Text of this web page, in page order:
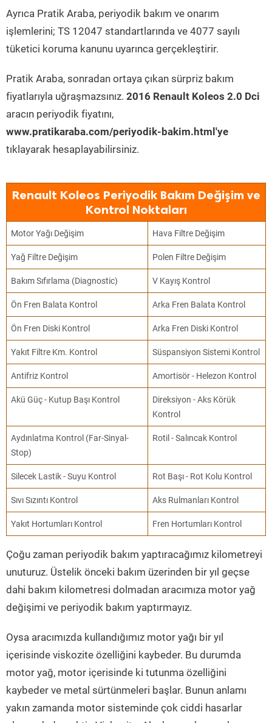
Ayrıca Pratik Araba, periyodik bakım ve onarım
işlemlerini; TS 12047 standartlarında ve 4077 sayılı
tüketici koruma kanunu uyarınca gerçekleştirir.
Pratik Araba, sonradan ortaya çıkan sürpriz bakım
fiyatlarıyla uğraşmazsınız. 2016 Renault Koleos 2.0 Dci
aracın periyodik fiyatını,
www.pratikaraba.com/periyodik-bakim.html'ye
tıklayarak hesaplayabilirsiniz.
Renault Koleos Periyodik Bakım Değişim ve
Kontrol Noktaları
Motor Yağı Değişim Hava Filtre Değişim
Yağ Filtre Değişim Polen Filtre Değişim
Bakım Sıfırlama (Diagnostic) V Kayış Kontrol
Ön Fren Balata Kontrol Arka Fren Balata Kontrol
Ön Fren Diski Kontrol Arka Fren Diski Kontrol
Yakıt Filtre Km. Kontrol Süspansiyon Sistemi Kontrol
Antifriz Kontrol Amortisör - Helezon Kontrol
Akü Güç - Kutup Başı Kontrol
Direksiyon - Aks Körük
Kontrol
Aydınlatma Kontrol (Far-Sinyal-
Stop)
Rotil - Salıncak Kontrol
Silecek Lastik - Suyu Kontrol Rot Başı - Rot Kolu Kontrol
Sıvı Sızıntı Kontrol Aks Rulmanları Kontrol
Yakıt Hortumları Kontrol Fren Hortumları Kontrol
Çoğu zaman periyodik bakım yaptıracağımız kilometreyi
unuturuz. Üstelik önceki bakım üzerinden bir yıl geçse
dahi bakım kilometresi dolmadan aracımıza motor yağ
değişimi ve periyodik bakım yaptırmayız.
Oysa aracımızda kullandığımız motor yağı bir yıl
içerisinde viskozite özelliğini kaybeder. Bu durumda
motor yağ, motor içerisinde ki tutunma özelliğini
kaybeder ve metal sürtünmeleri başlar. Bunun anlamı
yakın zamanda motor sisteminde çok ciddi hasarlar